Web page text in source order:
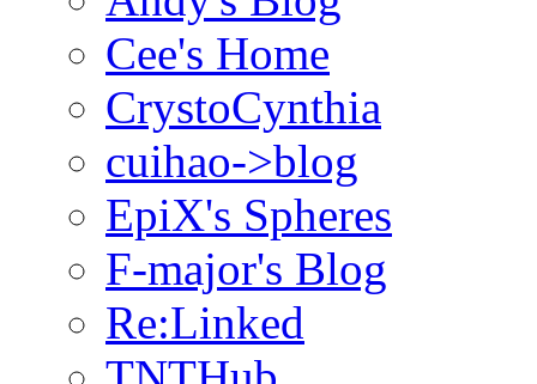
Cee's Home
CrystoCynthia
cuihao->blog
EpiX's Spheres
F-major's Blog
Re:Linked